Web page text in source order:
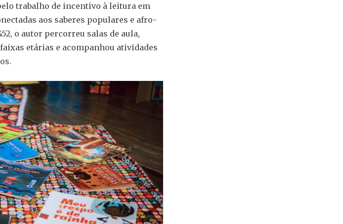
trabalho de incentivo à leitura em
aos saberes populares e afro-
o autor percorreu salas de aula,
etárias e acompanhou atividades